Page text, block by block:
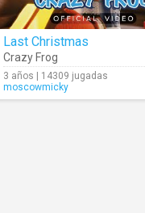
Last Christmas
Crazy Frog
3 años | 14309 jugadas
moscowmicky